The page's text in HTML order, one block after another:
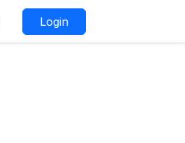
Login